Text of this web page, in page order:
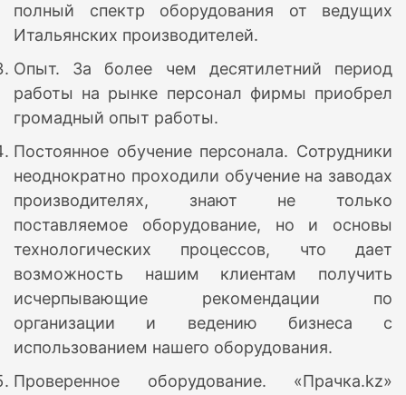
полный спектр оборудования от ведущих
Итальянских производителей.
Опыт. За более чем десятилетний период
работы на рынке персонал фирмы приобрел
громадный опыт работы.
Постоянное обучение персонала. Сотрудники
неоднократно проходили обучение на заводах
производителях, знают не только
поставляемое оборудование, но и основы
технологических процессов, что дает
возможность нашим клиентам получить
исчерпывающие рекомендации по
организации и ведению бизнеса с
использованием нашего оборудования.
Проверенное оборудование. «Прачка.kz»